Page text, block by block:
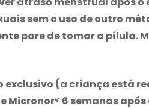
sem o uso de outro
pare de tomar a pílula.
(a criança está
Micronor® 6 semanas